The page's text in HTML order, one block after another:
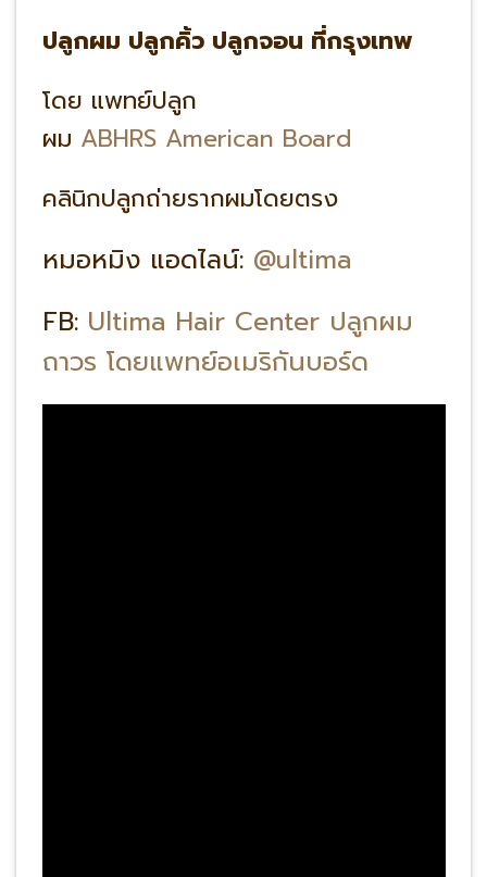
ปลูกผม ปลูกคิ้ว ปลูกจอน ที่กรุงเทพ
โดย แพทย์ปลูก
ผม ABHRS American Board
คลินิกปลูกถ่ายรากผมโดยตรง
หมอหมิง แอดไลน์: @ultima
FB: Ultima Hair Center ปลูกผม
ถาวร โดยแพทย์อเมริกันบอร์ด